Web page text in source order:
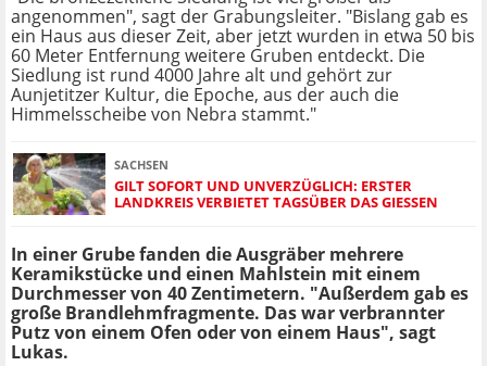
angenommen", sagt der Grabungsleiter. "Bislang gab es
ein Haus aus dieser Zeit, aber jetzt wurden in etwa 50 bis
60 Meter Entfernung weitere Gruben entdeckt. Die
Siedlung ist rund 4000 Jahre alt und gehört zur
Aunjetitzer Kultur, die Epoche, aus der auch die
Himmelsscheibe von Nebra stammt."
SACHSEN
GILT SOFORT UND UNVERZÜGLICH: ERSTER
LANDKREIS VERBIETET TAGSÜBER DAS GIESSEN
In einer Grube fanden die Ausgräber mehrere
Keramikstücke und einen Mahlstein mit einem
Durchmesser von 40 Zentimetern. "Außerdem gab es
große Brandlehmfragmente. Das war verbrannter
Putz von einem Ofen oder von einem Haus", sagt
Lukas.